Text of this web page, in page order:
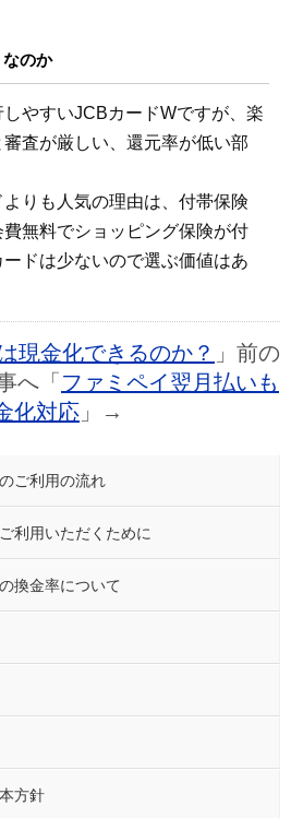
のか
やすいJCBカードWですが、楽
査が厳しい、還元率が低い部
りも人気の理由は、付帯保険
無料でショッピング保険が付
ドは少ないので選ぶ価値はあ
現金化できるのか？ 」前の
「 ファミペイ翌月払いも
化対応 」→
ご利用の流れ
利用いただくために
換金率について
方針